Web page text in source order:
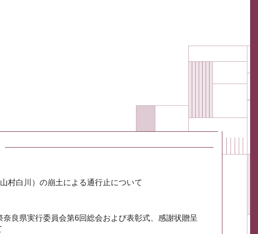
村白川）の崩土による通行止について
奈良県実行委員会第6回総会および表彰式、感謝状贈呈